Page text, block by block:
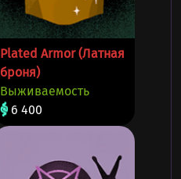
Plated Armor (Латная
броня)
Выживаемость
6 400